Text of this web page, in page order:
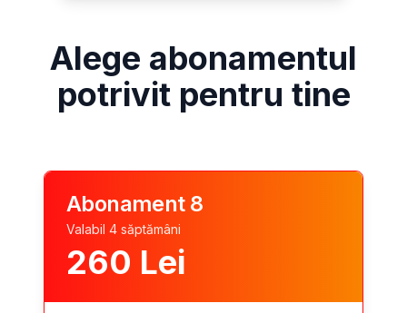
Alege abonamentul
potrivit pentru tine
Abonament 8
Valabil 4 săptămâni
260 Lei